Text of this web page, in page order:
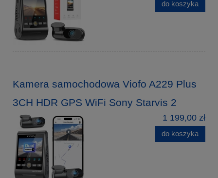
do koszyka
Kamera samochodowa Viofo A229 Plus
3CH HDR GPS WiFi Sony Starvis 2
1 199,00 zł
do koszyka